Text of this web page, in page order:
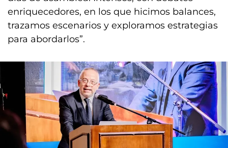
enriquecedores, en los que hicimos balances,
trazamos escenarios y exploramos estrategias
para abordarlos”.